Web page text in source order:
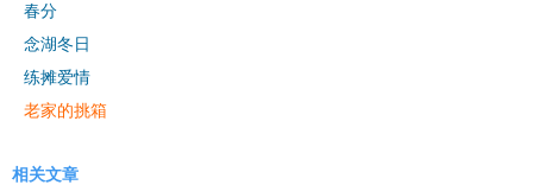
春分
念湖冬日
练摊爱情
老家的挑箱
相关文章